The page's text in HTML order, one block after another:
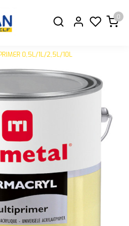
0
0,5L/1L/2,5L/10L